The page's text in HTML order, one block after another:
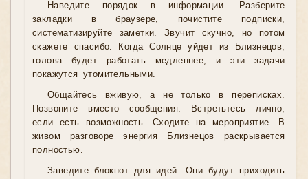
Наведите порядок в информации. Разберите
закладки в браузере, почистите подписки,
систематизируйте заметки. Звучит скучно, но потом
скажете спасибо. Когда Солнце уйдет из Близнецов,
голова будет работать медленнее, и эти задачи
покажутся утомительными.
Общайтесь вживую, а не только в переписках.
Позвоните вместо сообщения. Встретьтесь лично,
если есть возможность. Сходите на мероприятие. В
живом разговоре энергия Близнецов раскрывается
полностью.
Заведите блокнот для идей. Они будут приходить